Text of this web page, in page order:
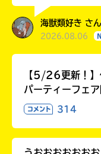
海獣類好き さ
2026.08.06
【5/26更新！】
パーティーフェア
コメント 314